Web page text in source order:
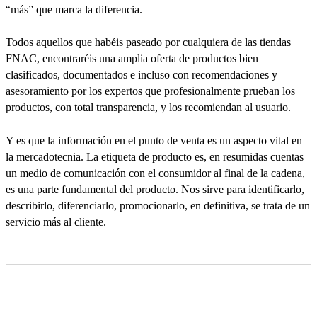
“más” que marca la diferencia.
Todos aquellos que habéis paseado por cualquiera de las tiendas
FNAC, encontraréis una amplia oferta de productos bien
clasificados, documentados e incluso con recomendaciones y
asesoramiento por los expertos que profesionalmente prueban los
productos, con total transparencia, y los recomiendan al usuario.
Y es que la información en el punto de venta es un aspecto vital en
la mercadotecnia. La etiqueta de producto es, en resumidas cuentas
un medio de comunicación con el consumidor al final de la cadena,
es una parte fundamental del producto. Nos sirve para identificarlo,
describirlo, diferenciarlo, promocionarlo, en definitiva, se trata de un
servicio más al cliente.